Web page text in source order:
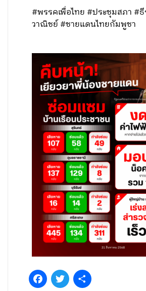
#พรรคเพื่อไทย #ประชุมสภา #
วาณิชย์ #ชายแดนไทยกัมพูชา
FacebookTwitter